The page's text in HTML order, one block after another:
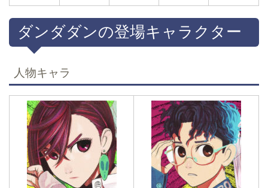
ダンダダンの登場キャラクター
人物キャラ